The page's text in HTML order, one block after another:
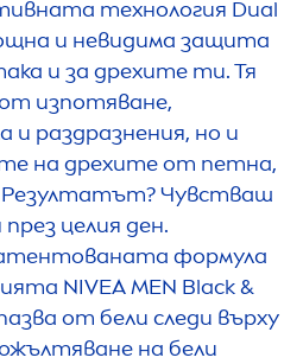
технология Dual
и невидима защита
и за дрехите ти. Тя
изпотяване,
и раздразнения, но и
на дрехите от петна,
Резултатът? Чувстваш
целия ден.
формула
NIVEAMEN Black&
от бели следи върху
на бели